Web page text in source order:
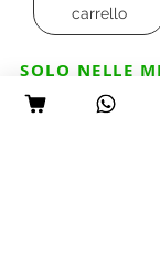
carrello
SOLO NELLE
Trova il punto